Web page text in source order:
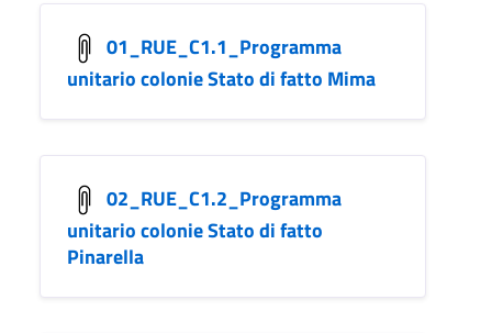
01_RUE_C1.1_Programma
unitario colonie Stato di fatto Mima
02_RUE_C1.2_Programma
unitario colonie Stato di fatto
Pinarella